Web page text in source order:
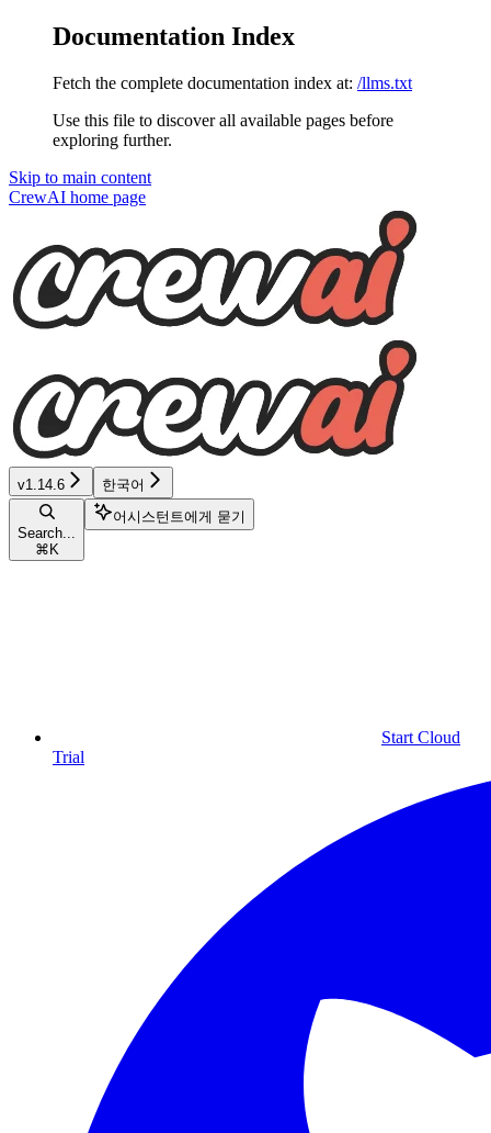
Documentation Index
Fetch the complete documentation index at: /llms.txt
Use this file to discover all available pages before
exploring further.
Skip to main content
CrewAI home page
v1.14.6 한국어
Search...
⌘ K
어시스턴트에게 묻기
Start Cloud
Trial